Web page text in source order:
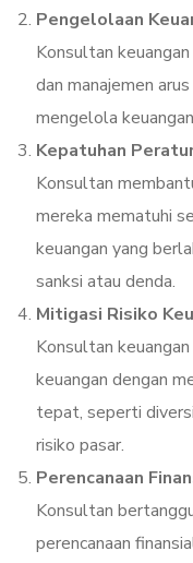
Pengelolaan
Konsultan
dan manajemen
mengelola
Kepatuhan
Konsultan
mereka mematuhi
keuangan yang
sanksi atau denda.
Mitigasi Risiko
Konsultan
keuangan dengan
tepat, seperti
risiko pasar.
Perencanaan
Konsultan
perencanaan